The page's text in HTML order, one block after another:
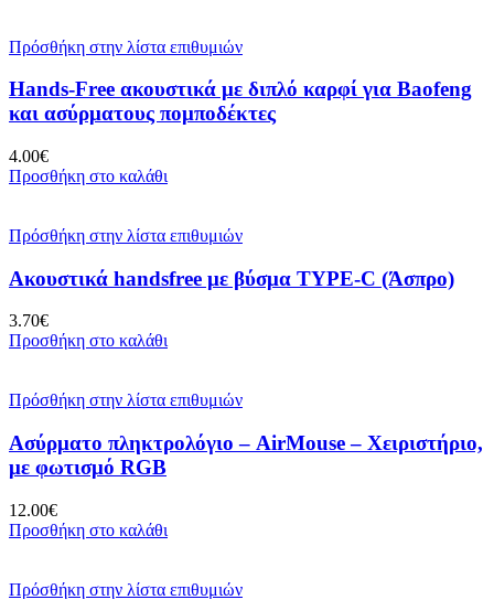
Πρόσθήκη στην λίστα επιθυμιών
Hands-Free ακουστικά με διπλό καρφί για Baofeng
και ασύρματους πομποδέκτες
4.00€
Προσθήκη στο καλάθι
Πρόσθήκη στην λίστα επιθυμιών
Ακουστικά handsfree με βύσμα TYPE-C (Άσπρο)
3.70€
Προσθήκη στο καλάθι
Πρόσθήκη στην λίστα επιθυμιών
Ασύρματο πληκτρολόγιο – AirMouse – Χειριστήριο,
με φωτισμό RGB
12.00€
Προσθήκη στο καλάθι
Πρόσθήκη στην λίστα επιθυμιών